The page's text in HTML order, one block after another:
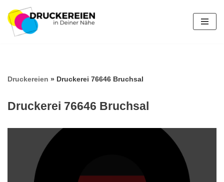
Zum
Inhalt
Druckereien » Druckerei 76646 Bruchsal
Druckerei 76646 Bruchsal